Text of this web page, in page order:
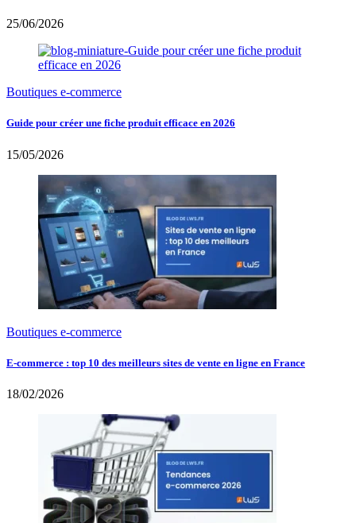
25/06/2026
Boutiques e-commerce
Guide pour créer une fiche produit efficace en 2026
15/05/2026
Boutiques e-commerce
E-commerce : top 10 des meilleurs sites de vente en ligne en France
18/02/2026